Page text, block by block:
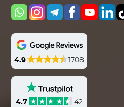
4.9 1708
4.7 42